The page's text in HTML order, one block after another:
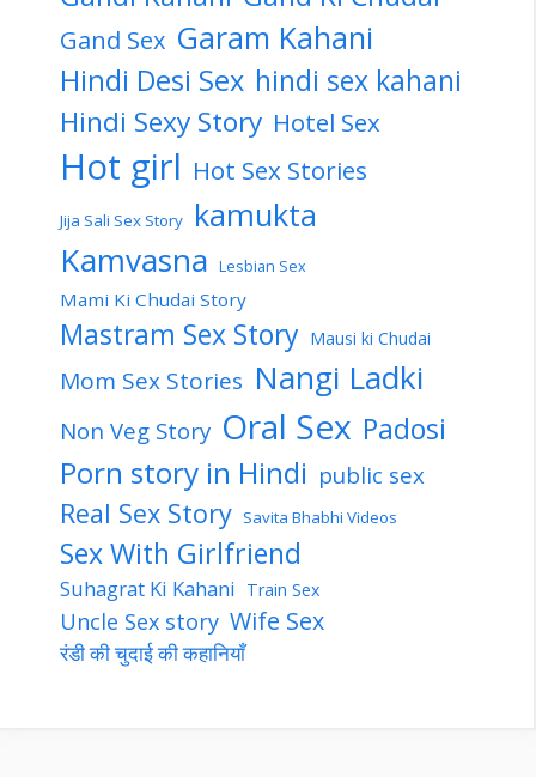
Gand Sex Garam Kahani
Hindi Desi Sex hindi sex kahani
Hindi Sexy Story Hotel Sex
Hot girl Hot Sex Stories
Jija Sali Sex Story kamukta
Kamvasna Lesbian Sex
Mami Ki Chudai Story
Mastram Sex Story Mausi ki Chudai
Mom Sex Stories Nangi Ladki
Non Veg Story Oral Sex Padosi
Porn story in Hindi public sex
Real Sex Story Savita Bhabhi Videos
Sex With Girlfriend
Suhagrat Ki Kahani Train Sex
Uncle Sex story Wife Sex
रंडी की चुदाई की कहानियाँ